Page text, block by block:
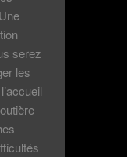
serez
les